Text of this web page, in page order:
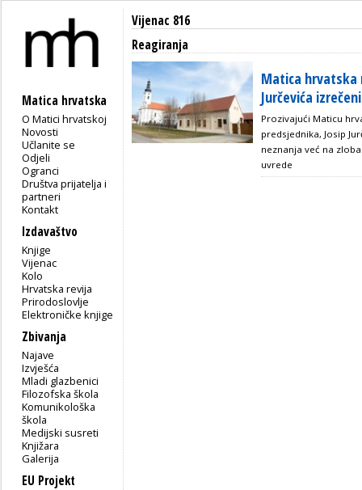
Matica hrvatska
O Matici hrvatskoj
Novosti
Učlanite se
Odjeli
Ogranci
Društva prijatelja i
partneri
Kontakt
Izdavaštvo
Knjige
Vijenac
Kolo
Hrvatska revija
Prirodoslovlje
Elektroničke knjige
Zbivanja
Najave
Izvješća
Mladi glazbenici
Filozofska škola
Komunikološka
škola
Medijski susreti
Knjižara
Galerija
EU Projekt
Vijenac 816
Reagiranja
Matica hrvatska
Jurčevića
Prozivajući Maticu
predsjednika, Josip
neznanja već na
uvrede